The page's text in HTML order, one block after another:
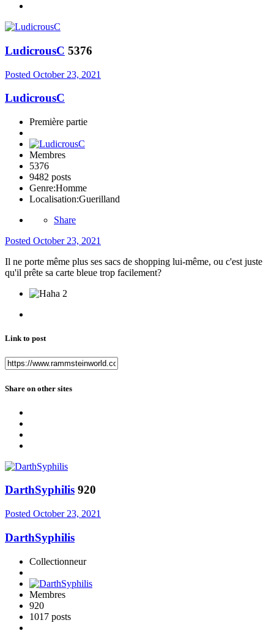
LudicrousC 5376
Posted October 23, 2021
LudicrousC
Première partie
Membres
5376
9482 posts
Genre:Homme
Localisation:Guerilland
Share
Posted October 23, 2021
Il ne porte même plus ses sacs de shopping lui-même, ou c'est juste
qu'il prête sa carte bleue trop facilement?
2
Link to post
Share on other sites
DarthSyphilis 920
Posted October 23, 2021
DarthSyphilis
Collectionneur
Membres
920
1017 posts